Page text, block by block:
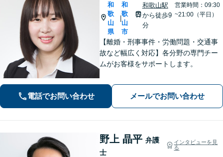
和
歌
山
県
和
歌
山
市
和歌山駅
から徒歩9
分
営業時間：09:30
~21:00（平日）
【離婚・刑事事件・労働問題・交通事
故など幅広く対応】各分野の専門チー
ムがお客様をサポートします。
電話でお問い合わせ メールでお問い合わせ
野上 晶平 弁護
士
インタビューを見
る